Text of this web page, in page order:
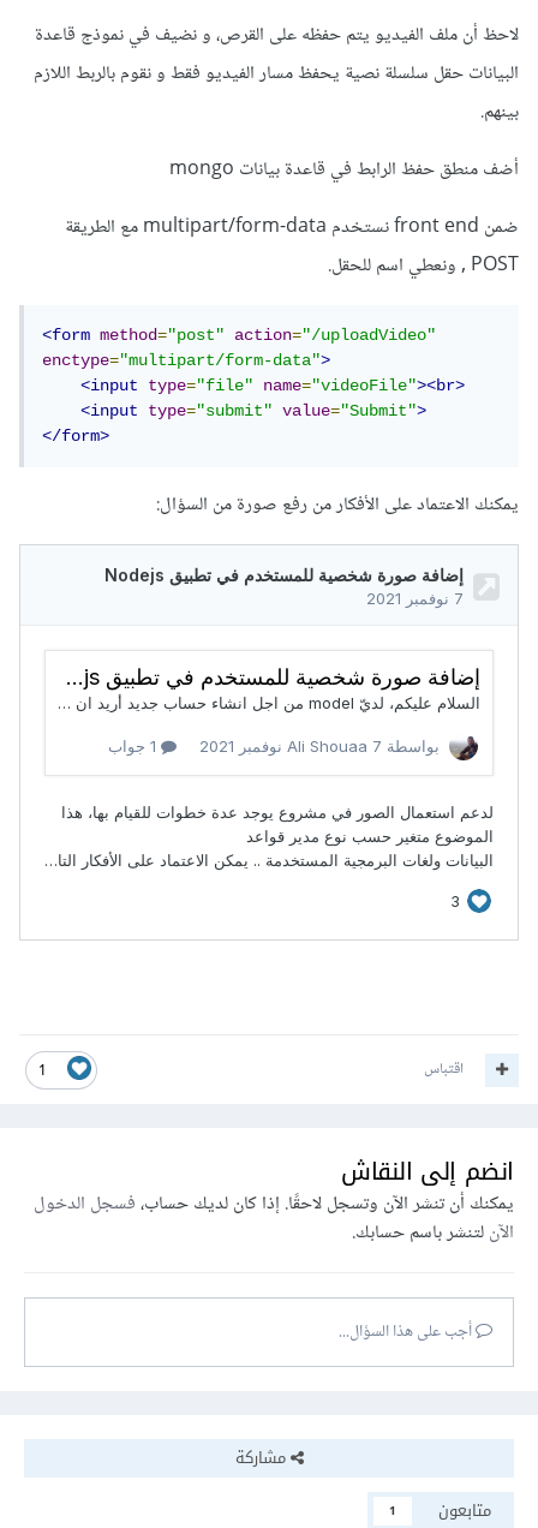
لاحظ أن ملف الفيديو يتم حفظه على القرص، و نضيف في نموذج قاعدة
البيانات حقل سلسلة نصية يحفظ مسار الفيديو فقط و نقوم بالربط اللازم
بينهم.
أضف منطق حفظ الرابط في قاعدة بيانات mongo
ضمن front end نستخدم multipart/form-data مع الطريقة
POST , ونعطي اسم للحقل.
<form method="post" action="/uploadVideo"
enctype="multipart/form-data">
<input
type="file" name="videoFile"><br>
<input
type="submit" value="Submit">
</form>
يمكنك الاعتماد على الأفكار من رفع صورة من السؤال:
1 اقتباس
انضم إلى النقاش
يمكنك أن تنشر الآن وتسجل لاحقًا. إذا كان لديك حساب،فسجل الدخول
الآنلتنشر باسم حسابك.
أجب على هذا السؤال...
مشاركة
متابعون
1